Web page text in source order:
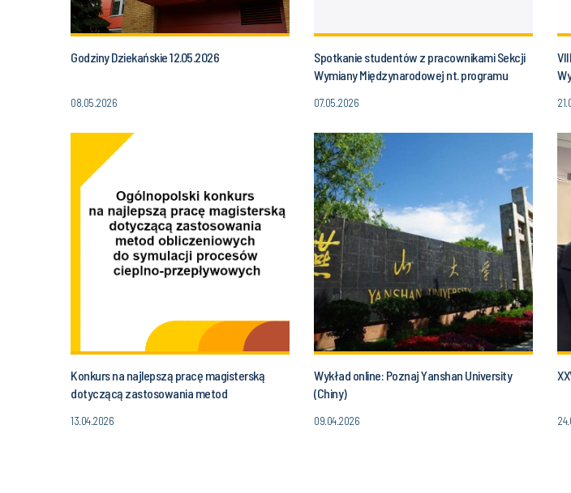
Godziny Dziekańskie 12.05.2026
08.05.2026
Spotkanie studentów z pracownikami Sekcji
Wymiany Międzynarodowej nt. programu
07.05.2026
Konkurs na najlepszą pracę magisterską
dotyczącą zastosowania metod
cieplno-przepływowych
13.04.2026
Wykład online: Poznaj Yanshan University
(Chiny)
09.04.2026